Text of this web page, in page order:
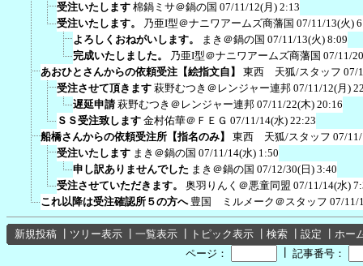
受注いたします 棉鍋ミサ＠鍋の国 07/11/12(月) 2:13
受注いたします。
乃亜I型＠ナニワアームズ商藩国 07/11/13(火)
よろしくおねがいします。
まき＠鍋の国 07/11/13(火) 8:09
完成いたしました。
乃亜I型＠ナニワアームズ商藩国 07/11/
あおひとさんからの依頼受注【絵指文自】
東西 天狐/スタッフ 07/
受注させて頂きます 萩野むつき＠レンジャー連邦 07/11/12(月)
遅延申請 萩野むつき＠レンジャー連邦 07/11/22(木) 20:16
ＳＳ受注致します 金村佑華＠ＦＥＧ 07/11/14(水) 22:23
船橋さんからの依頼受注所【指名のみ】
東西 天狐/スタッフ 07/
受注いたします まき＠鍋の国 07/11/14(水) 1:50
申し訳ありませんでした まき＠鍋の国 07/12/30(日) 3:40
受注させていただきます。
奥羽りんく＠悪童同盟 07/11/14(水)
これ以降は受注確認所５の方へ 豊国 ミルメーク＠スタッフ 07/11/
新規投稿 ツリー表示 一覧表示 トピック表示 検索 設定
ホー
ページ：
記事番号：